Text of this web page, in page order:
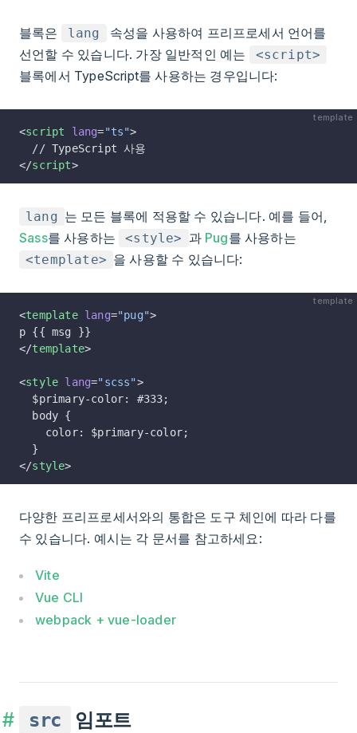
블록은 lang
속성을 사용하여 프리프로세서 언어를
선언할 수 있습니다. 가장 일반적인 예는
<script>
블록에서 TypeScript를 사용하는 경우입니다:
template
<script lang="ts">
  // TypeScript 사용
</script>
lang 는 모든 블록에 적용할 수 있습니다. 예를 들어,
Sass를 사용하는 <style> 과 Pug를 사용하는
<template> 을 사용할 수 있습니다:
template
<template lang="pug">
p {{ msg }}
</template>
<style lang="scss">
  $primary-color: #333;
  body {
    color: $primary-color;
  }
</style>
다양한 프리프로세서와의 통합은 도구 체인에 따라 다를
수 있습니다. 예시는 각 문서를 참고하세요:
Vite
Vue CLI
webpack + vue-loader
src 임포트